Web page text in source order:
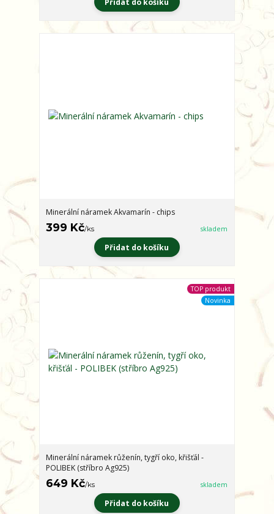
Minerální náramek Akvamarín - chips
399 Kč/ks skladem
Přidat do košíku
TOP produkt
Novinka
Minerální náramek růženín, tygří oko, křišťál -
POLIBEK (stříbro Ag925)
649 Kč/ks skladem
Přidat do košíku